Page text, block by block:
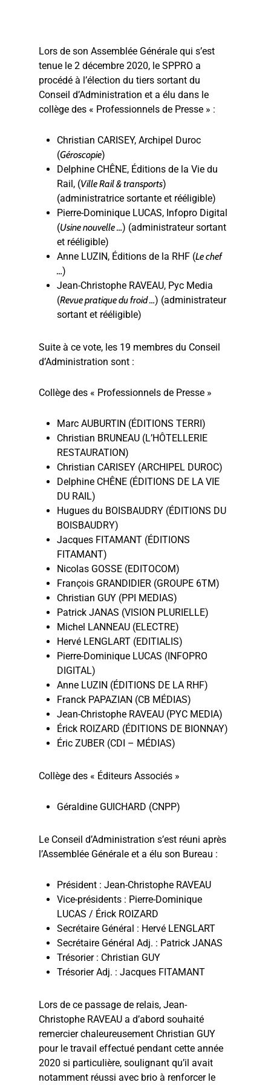
Lors de son Assemblée Générale qui s’est
tenue le 2 décembre 2020, le SPPRO a
procédé à l’élection du tiers sortant du
Conseil d’Administration et a élu dans le
collège des « Professionnels de Presse » :
Christian CARISEY, Archipel Duroc
(Géroscopie)
Delphine CHÊNE, Éditions de la Vie du
Rail, (Ville Rail & transports)
(administratrice sortante et rééligible)
Pierre-Dominique LUCAS, Infopro Digital
(Usine nouvelle …) (administrateur sortant
et rééligible)
Anne LUZIN, Éditions de la RHF (Le chef
…)
Jean-Christophe RAVEAU, Pyc Media
(Revue pratique du froid …) (administrateur
sortant et rééligible)
Suite à ce vote, les 19 membres du Conseil
d’Administration sont :
Collège des « Professionnels de Presse »
Marc AUBURTIN (ÉDITIONS TERRI)
Christian BRUNEAU (L’HÔTELLERIE
RESTAURATION)
Christian CARISEY (ARCHIPEL DUROC)
Delphine CHÊNE (ÉDITIONS DE LA VIE
DU RAIL)
Hugues du BOISBAUDRY (ÉDITIONS DU
BOISBAUDRY)
Jacques FITAMANT (ÉDITIONS
FITAMANT)
Nicolas GOSSE (EDITOCOM)
François GRANDIDIER (GROUPE 6TM)
Christian GUY (PPI MEDIAS)
Patrick JANAS (VISION PLURIELLE)
Michel LANNEAU (ELECTRE)
Hervé LENGLART (EDITIALIS)
Pierre-Dominique LUCAS (INFOPRO
DIGITAL)
Anne LUZIN (ÉDITIONS DE LA RHF)
Franck PAPAZIAN (CB MÉDIAS)
Jean-Christophe RAVEAU (PYC MEDIA)
Érick ROIZARD (ÉDITIONS DE BIONNAY)
Éric ZUBER (CDI – MÉDIAS)
Collège des « Éditeurs Associés »
Géraldine GUICHARD (CNPP)
Le Conseil d’Administration s’est réuni après
l’Assemblée Générale et a élu son Bureau :
Président : Jean-Christophe RAVEAU
Vice-présidents : Pierre-Dominique
LUCAS / Érick ROIZARD
Secrétaire Général : Hervé LENGLART
Secrétaire Général Adj. : Patrick JANAS
Trésorier : Christian GUY
Trésorier Adj. : Jacques FITAMANT
Lors de ce passage de relais, Jean-
Christophe RAVEAU a d’abord souhaité
remercier chaleureusement Christian GUY
pour le travail effectué pendant cette année
2020 si particulière, soulignant qu’il avait
notamment réussi avec brio à renforcer le